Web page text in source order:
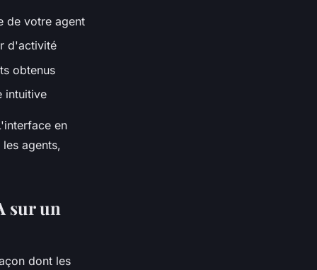
de votre agent
d'activité
obtenus
intuitive
en
agents,
sur un
dont les